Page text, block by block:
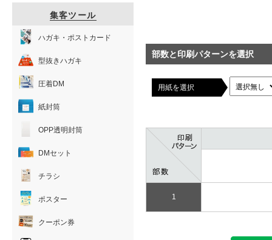
部数と印刷パターンを選択
用紙を選択
1
集客ツール
ハガキ・ポストカード
型抜きハガキ
圧着DM
紙封筒
OPP透明封筒
DMセット
チラシ
ポスター
クーポン券